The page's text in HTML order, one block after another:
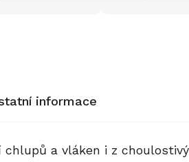
informace
a vláken i z